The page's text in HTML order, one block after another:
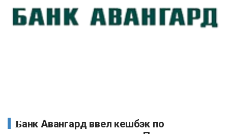
Банк Авангард ввел кешбэк по